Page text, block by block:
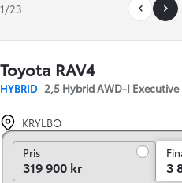
1/23
Toyota RAV4
HYBRID 2,5 Hybrid AWD-I
KRYLBO
PrisPris
319 900 kr 3